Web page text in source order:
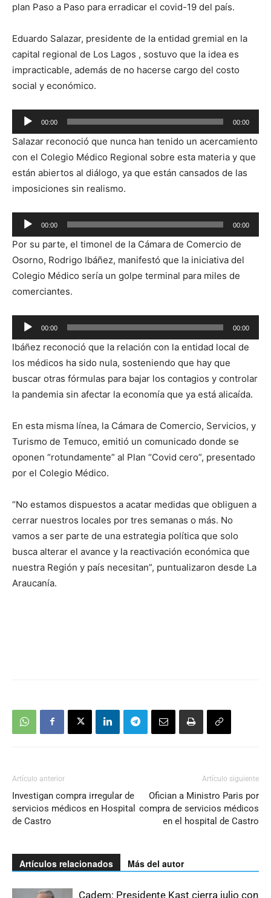
plan Paso a Paso para erradicar el covid-19 del país.
Eduardo Salazar, presidente de la entidad gremial en la
capital regional de Los Lagos , sostuvo que la idea es
impracticable, además de no hacerse cargo del costo
social y económico.
Reproductor
de
audio
00:00 00:00
Salazar reconoció que nunca han tenido un acercamiento
con el Colegio Médico Regional sobre esta materia y que
están abiertos al diálogo, ya que están cansados de las
imposiciones sin realismo.
Reproductor
de
audio
00:00 00:00
Por su parte, el timonel de la Cámara de Comercio de
Osorno, Rodrigo Ibáñez, manifestó que la iniciativa del
Colegio Médico sería un golpe terminal para miles de
comerciantes.
Reproductor
de
audio
00:00 00:00
Ibáñez reconoció que la relación con la entidad local de
los médicos ha sido nula, sosteniendo que hay que
buscar otras fórmulas para bajar los contagios y controlar
la pandemia sin afectar la economía que ya está alicaída.
En esta misma línea, la Cámara de Comercio, Servicios, y
Turismo de Temuco, emitió un comunicado donde se
oponen “rotundamente” al Plan “Covid cero”, presentado
por el Colegio Médico.
“No estamos dispuestos a acatar medidas que obliguen a
cerrar nuestros locales por tres semanas o más. No
vamos a ser parte de una estrategia política que solo
busca alterar el avance y la reactivación económica que
nuestra Región y país necesitan”, puntualizaron desde La
Araucanía.
Artículo anterior
Investigan compra irregular de
servicios médicos en Hospital
de Castro
Artículo siguiente
Ofician a Ministro Paris por
compra de servicios médicos
en el hospital de Castro
Artículos relacionados Más del autor
Cadem: Presidente Kast cierra julio con